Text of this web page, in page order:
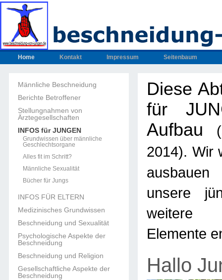
Home Kontakt Impressum Seitenbaum
Männliche Beschneidung
Berichte Betroffener
Stellungnahmen von
Ärztegesellschaften
INFOS für JUNGEN
Grundwissen über männliche
Geschlechtsorgane
Alles fit im Schritt?
Männliche Sexualität
Bücher für Jungs
INFOS FÜR ELTERN
Medizinisches Grundwissen
Beschneidung und Sexualität
Psychologische Aspekte der
Beschneidung
Beschneidung und Religion
Gesellschaftliche Aspekte der
Beschneidung
Diese
für
Aufbau
2014). Wir
unsere
weitere
Elemente
Hallo